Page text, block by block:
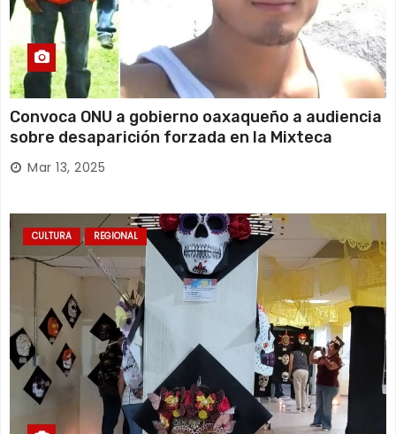
Convoca ONU a gobierno oaxaqueño a audiencia
sobre desaparición forzada en la Mixteca
Mar 13, 2025
CULTURA REGIONAL